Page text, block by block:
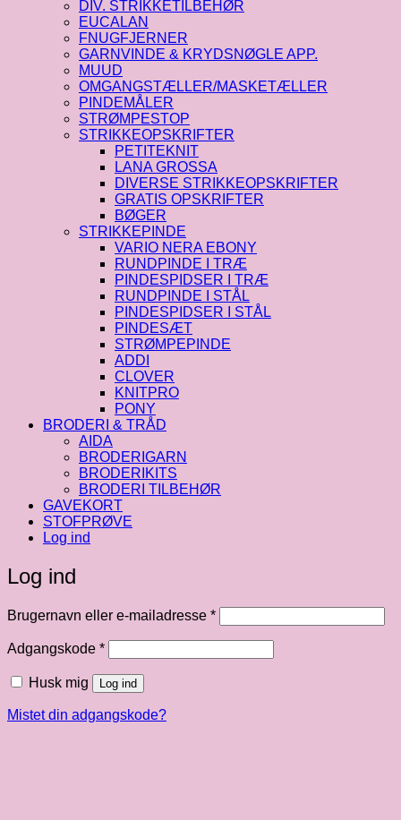
DIV. STRIKKETILBEHØR
EUCALAN
FNUGFJERNER
GARNVINDE & KRYDSNØGLE APP.
MUUD
OMGANGSTÆLLER/MASKETÆLLER
PINDEMÅLER
STRØMPESTOP
STRIKKEOPSKRIFTER
PETITEKNIT
LANA GROSSA
DIVERSE STRIKKEOPSKRIFTER
GRATIS OPSKRIFTER
BØGER
STRIKKEPINDE
VARIO NERA EBONY
RUNDPINDE I TRÆ
PINDESPIDSER I TRÆ
RUNDPINDE I STÅL
PINDESPIDSER I STÅL
PINDESÆT
STRØMPEPINDE
ADDI
CLOVER
KNITPRO
PONY
BRODERI & TRÅD
AIDA
BRODERIGARN
BRODERIKITS
BRODERI TILBEHØR
GAVEKORT
STOFPRØVE
Log ind
Log ind
Brugernavn eller e-mailadresse *Påkrævet
Adgangskode *Påkrævet
Husk mig Log ind
Mistet din adgangskode?